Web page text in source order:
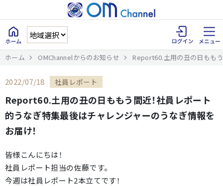
ホーム OMChannelからのお知らせ Report60.土用の丑の日もも
2022/07/18 社員レポート
Report60.土用の丑の日ももう間近！社員レポート
的うなぎ特集最後はチャレンジャーのうなぎ情報を
お届け！
皆様こんにちは！
社員レポート担当の佐藤です。
今週は社員レポート2本立てです！